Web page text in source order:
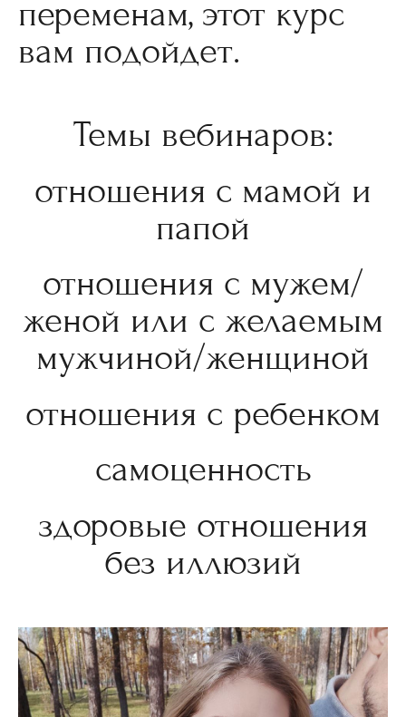
переменам, этот курс
вам подойдет.
Темы вебинаров:
отношения с мамой и
папой
отношения с мужем/
женой или с желаемым
мужчиной/женщиной
отношения с ребенком
самоценность
здоровые отношения
без иллюзий